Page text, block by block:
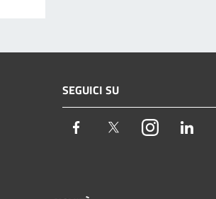
SEGUICI SU
Facebook TwitterInstagram